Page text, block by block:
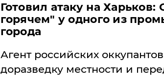
Готовил атаку на
горячем" у одного из
города
Агент российских
доразведку местности и